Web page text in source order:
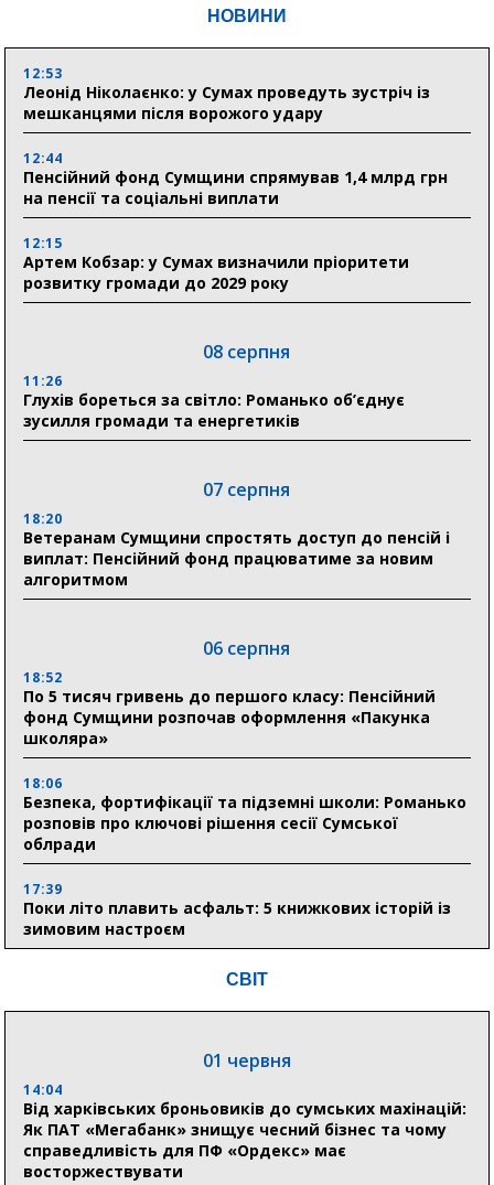
НОВИНИ
12:53
Леонід Ніколаєнко: у Сумах проведуть зустріч із
мешканцями після ворожого удару
12:44
Пенсійний фонд Сумщини спрямував 1,4 млрд грн
на пенсії та соціальні виплати
12:15
Артем Кобзар: у Сумах визначили пріоритети
розвитку громади до 2029 року
08 серпня
11:26
Глухів бореться за світло: Романько об’єднує
зусилля громади та енергетиків
07 серпня
18:20
Ветеранам Сумщини спростять доступ до пенсій і
виплат: Пенсійний фонд працюватиме за новим
алгоритмом
06 серпня
18:52
По 5 тисяч гривень до першого класу: Пенсійний
фонд Сумщини розпочав оформлення «Пакунка
школяра»
18:06
Безпека, фортифікації та підземні школи: Романько
розповів про ключові рішення сесії Сумської
облради
17:39
Поки літо плавить асфальт: 5 книжкових історій із
зимовим настроєм
УЗД та обладнання від партнерів із Німеччини
10:52
Кобзар домовляється із Червоним Хрестом про нові
укриття та енергетичну підтримку для Сумської
громади
СВІТ
01 червня
14:04
Від харківських броньовиків до сумських махінацій:
Як ПАТ «Мегабанк» знищує чесний бізнес та чому
справедливість для ПФ «Ордекс» має
восторжествувати